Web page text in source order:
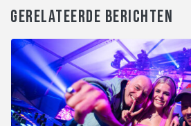
GERELATEERDE BERICHTEN